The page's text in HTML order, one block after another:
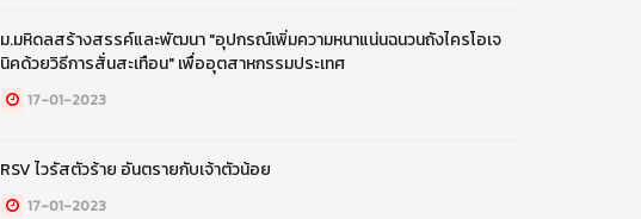
ม.มหิดลสร้างสรรค์และพัฒนา "อุปกรณ์เพิ่มความหนาแน่นฉนวนถังไครโอเจ
นิคด้วยวิธีการสั่นสะเทือน" เพื่ออุตสาหกรรมประเทศ
17-01-2023
RSV ไวรัสตัวร้าย อันตรายกับเจ้าตัวน้อย
17-01-2023